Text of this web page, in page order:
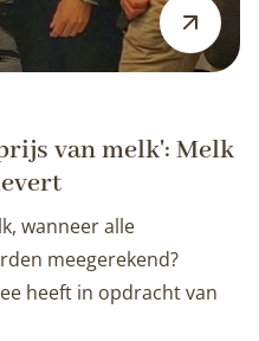
van melk': Melk
wanneer alle
meegerekend?
heeft in opdracht van